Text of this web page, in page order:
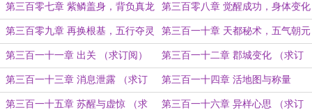
（求订阅） （求订阅）
第三百零七章 紫鳞盖身，背负真龙
（求订阅）
第三百零八章 觉醒成功，身体变化
（求订阅）
第三百零九章 再换根基，五行夺灵
（求订阅）
第三百一十章 天都秘术，五气朝元
（求订阅）
第三百一十一章 出关 （求订阅） 第三百一十二章 郡城变化 （求订
阅）
第三百一十三章 消息泄露 （求订
阅）
第三百一十四章 活地图与称量
（求订阅）
第三百一十五章 苏醒与虚惊 （求 第三百一十六章 异样心思 （求订